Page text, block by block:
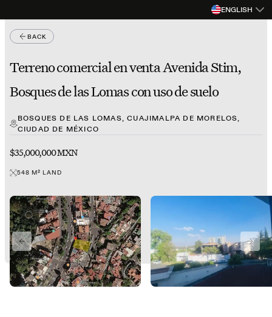
ENGLISH
BACK
Terreno comercial en venta Avenida Stim,
Bosques de las Lomas con uso de suelo
BOSQUES DE LAS LOMAS, CUAJIMALPA DE MORELOS,
CIUDAD DE MÉXICO
$35,000,000 MXN
548 M² LAND
PREVIOUS SLIDE